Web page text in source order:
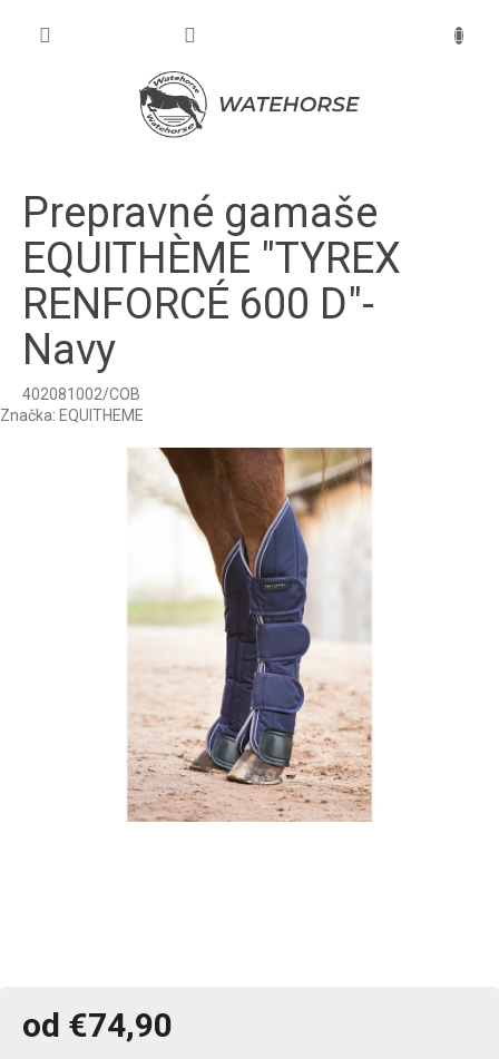
Prepravné gamaše
EQUITHÈME "TYREX
RENFORCÉ 600 D"-
Navy
402081002/COB
Značka: EQUITHEME
od €74,90